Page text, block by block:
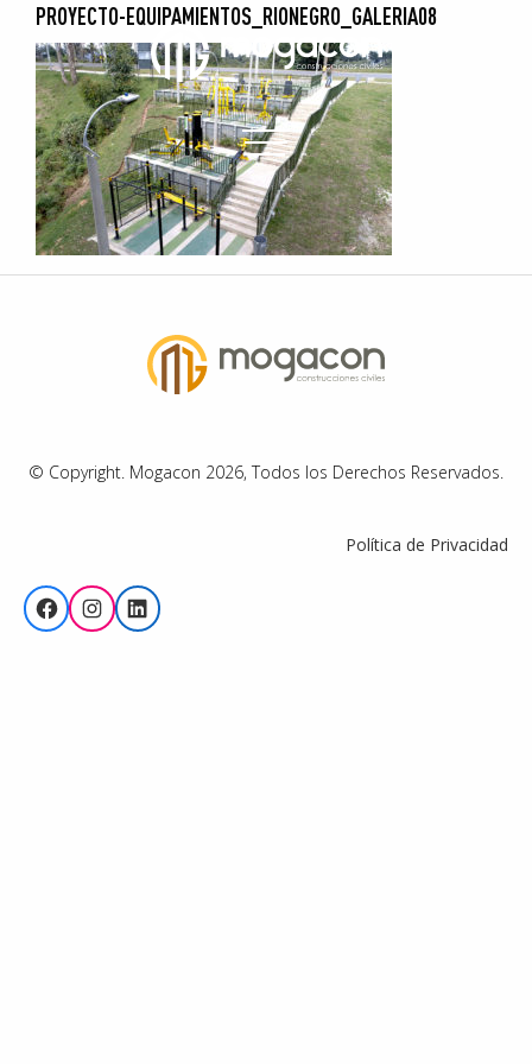
PROYECTO-EQUIPAMIENTOS_RIONEGRO_GALERIA08
© Copyright. Mogacon 2026, Todos los Derechos Reservados.
Política de Privacidad
Facebook
Instagram
LinkedIn